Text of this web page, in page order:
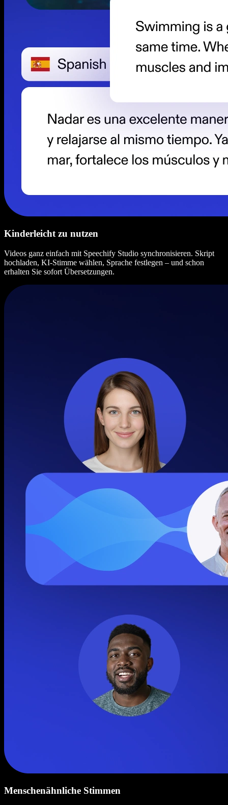
Kinderleicht zu nutzen
Videos ganz einfach mit Speechify Studio synchronisieren. Skript
hochladen, KI-Stimme wählen, Sprache festlegen – und schon
erhalten Sie sofort Übersetzungen.
Menschenähnliche Stimmen